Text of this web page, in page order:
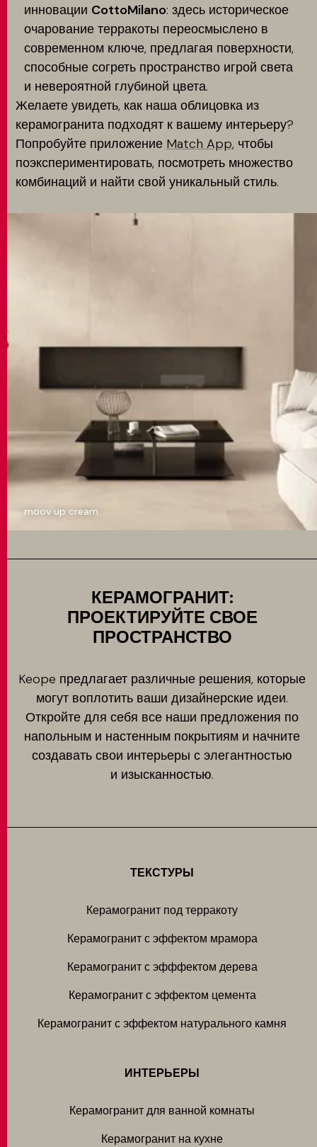
moov up cream
инновации CottoMilano: здесь историческое
очарование терракоты переосмыслено в
современном ключе, предлагая поверхности,
способные согреть пространство игрой света
и невероятной глубиной цвета.
Желаете увидеть, как наша облицовка из
керамогранита подходят к вашему интерьеру?
Попробуйте приложение Match App, чтобы
поэкспериментировать, посмотреть множество
комбинаций и найти свой уникальный стиль.
КЕРАМОГРАНИТ:
ПРОЕКТИРУЙТЕ СВОЕ
ПРОСТРАНСТВО
Keope предлагает различные решения, которые
могут воплотить ваши дизайнерские идеи.
Откройте для себя все наши предложения по
напольным и настенным покрытиям и начните
создавать свои интерьеры с элегантностью
и изысканностью.
ТЕКСТУРЫ
Керамогранит под терракоту
Керамогранит с эффектом мрамора
Керамогранит с эфффектом дерева
Керамогранит с эффектом цемента
Керамогранит с эффектом натурального камня
ИНТЕРЬЕРЫ
Керамогранит для ванной комнаты
Керамогранит на кухне